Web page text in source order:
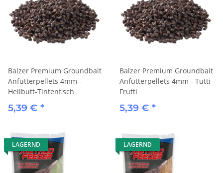
Balzer Premium Groundbait
Anfütterpellets 4mm -
Heilbutt-Tintenfisch
5,39 € *
Balzer Premium Groundbait
Anfütterpellets 4mm - Tutti
Frutti
5,39 € *
LAGERND LAGERND